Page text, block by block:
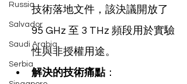
Russia
Salvador
Saudi Arabia
Serbia
技術落地文件，該決議開放了
95 GHz 至 3 THz 頻段用於實驗
性與非授權用途。
解決的技術痛點：